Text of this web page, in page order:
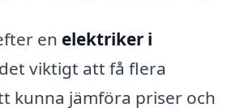
en elektriker i
viktigt att få flera
kunna jämföra priser och